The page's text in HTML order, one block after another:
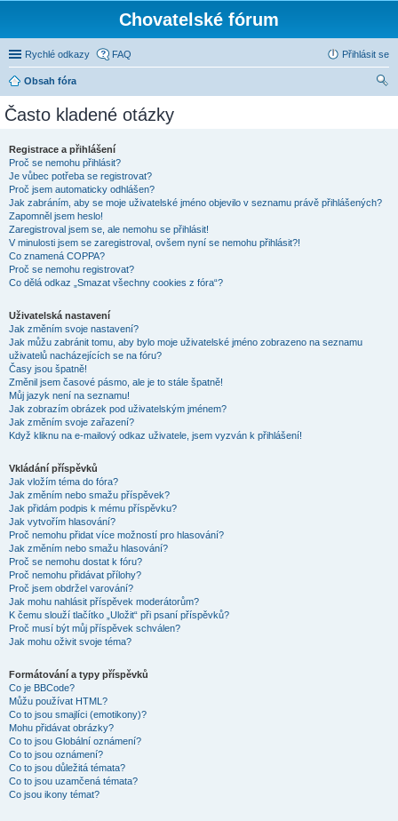
Chovatelské fórum
Rychlé odkazy FAQ Přihlásit se
Obsah fóra
Často kladené otázky
Registrace a přihlášení
Proč se nemohu přihlásit?
Je vůbec potřeba se registrovat?
Proč jsem automaticky odhlášen?
Jak zabráním, aby se moje uživatelské jméno objevilo v seznamu právě přihlášených?
Zapomněl jsem heslo!
Zaregistroval jsem se, ale nemohu se přihlásit!
V minulosti jsem se zaregistroval, ovšem nyní se nemohu přihlásit?!
Co znamená COPPA?
Proč se nemohu registrovat?
Co dělá odkaz „Smazat všechny cookies z fóra“?
Uživatelská nastavení
Jak změním svoje nastavení?
Jak můžu zabránit tomu, aby bylo moje uživatelské jméno zobrazeno na seznamu
uživatelů nacházejících se na fóru?
Časy jsou špatně!
Změnil jsem časové pásmo, ale je to stále špatně!
Můj jazyk není na seznamu!
Jak zobrazím obrázek pod uživatelským jménem?
Jak změním svoje zařazení?
Když kliknu na e-mailový odkaz uživatele, jsem vyzván k přihlášení!
Vkládání příspěvků
Jak vložím téma do fóra?
Jak změním nebo smažu příspěvek?
Jak přidám podpis k mému příspěvku?
Jak vytvořím hlasování?
Proč nemohu přidat více možností pro hlasování?
Jak změním nebo smažu hlasování?
Proč se nemohu dostat k fóru?
Proč nemohu přidávat přílohy?
Proč jsem obdržel varování?
Jak mohu nahlásit příspěvek moderátorům?
K čemu slouží tlačítko „Uložit“ při psaní příspěvků?
Proč musí být můj příspěvek schválen?
Jak mohu oživit svoje téma?
Formátování a typy příspěvků
Co je BBCode?
Můžu používat HTML?
Co to jsou smajlíci (emotikony)?
Mohu přidávat obrázky?
Co to jsou Globální oznámení?
Co to jsou oznámení?
Co to jsou důležitá témata?
Co to jsou uzamčená témata?
Co jsou ikony témat?